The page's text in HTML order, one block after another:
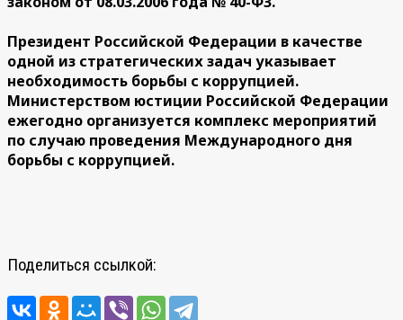
Президент Российской Федерации в качестве
одной из стратегических задач указывает
необходимость борьбы с коррупцией.
Министерством юстиции Российской Федерации
ежегодно организуется комплекс мероприятий
по случаю проведения Международного дня
борьбы с коррупцией.
Поделиться ссылкой: